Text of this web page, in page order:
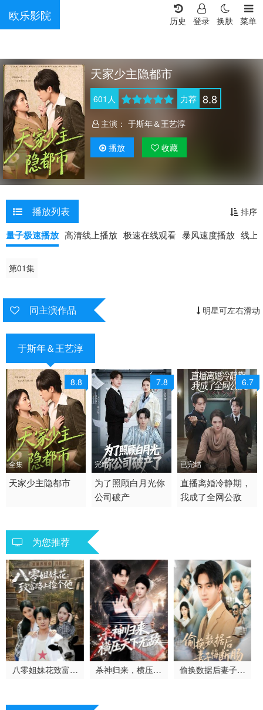
欧乐影院 菜单
换肤
登录
历史
天家少主隐都市
601 人 力荐 8.8
主演： 于斯年＆王艺淳
播放 收藏
播放列表 排序
量子极速播放 高清线上播放 极速在线观看 暴风速度播放 线上
第01集
同主演作品 明星可左右滑动
于斯年＆王艺淳
8.8
全集
2026 / 中国大陆 /
天家少主隐都市
7.8
完结
2026 / 中国大陆 / 普通
话
为了照顾白月光你
公司破产
6.7
已完结
2026 / 中国大陆 /
短剧 现代都市
直播离婚冷静期，
我成了全网公敌
为您推荐
八零姐妹花致富路
杀神归来，横压天
偷换数据后妻子悔